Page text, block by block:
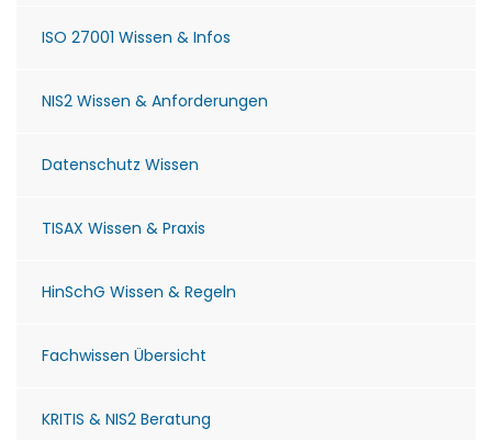
ISO 27001 Wissen & Infos
NIS2 Wissen & Anforderungen
Datenschutz Wissen
TISAX Wissen & Praxis
HinSchG Wissen & Regeln
Fachwissen Übersicht
KRITIS & NIS2 Beratung